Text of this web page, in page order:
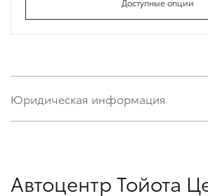
Юридическая информация
Автоцентр Тойота